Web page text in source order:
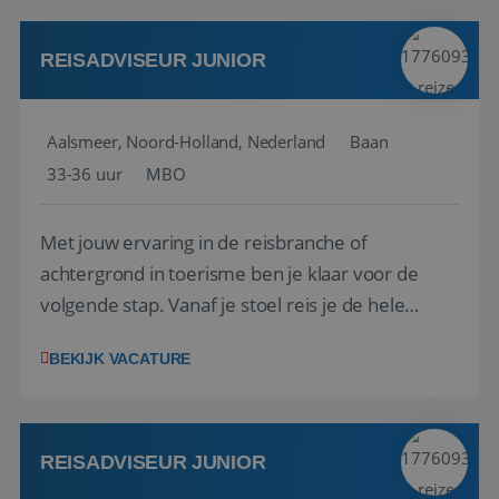
werken: of het nu gaat om vragen ...
REISADVISEUR JUNIOR
Aalsmeer, Noord-Holland, Nederland
Baan
33-36 uur
MBO
Met jouw ervaring in de reisbranche of
achtergrond in toerisme ben je klaar voor de
volgende stap. Vanaf je stoel reis je de hele
wensen van je team, je klant en wat er in de
klanten te overtuigen om die droomreis te
boeken! ...
BEKIJK VACATURE
REISADVISEUR JUNIOR